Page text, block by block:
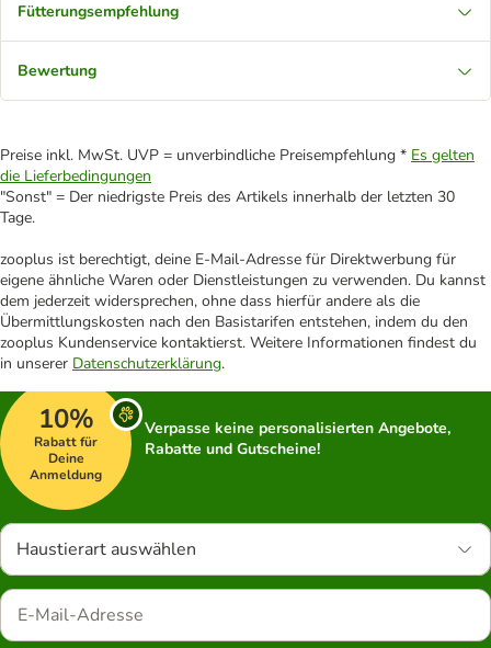
Fütterungsempfehlung
Bewertung
Preise inkl. MwSt. UVP = unverbindliche Preisempfehlung * Es gelten
die Lieferbedingungen
"Sonst" = Der niedrigste Preis des Artikels innerhalb der letzten 30
Tage.
zooplus ist berechtigt, deine E-Mail-Adresse für Direktwerbung für
eigene ähnliche Waren oder Dienstleistungen zu verwenden. Du kannst
dem jederzeit widersprechen, ohne dass hierfür andere als die
Übermittlungskosten nach den Basistarifen entstehen, indem du den
zooplus Kundenservice kontaktierst. Weitere Informationen findest du
in unserer Datenschutzerklärung.
10%
Rabatt für
Deine
Anmeldung
Verpasse keine personalisierten Angebote,
Rabatte und Gutscheine!
Haustierart auswählen